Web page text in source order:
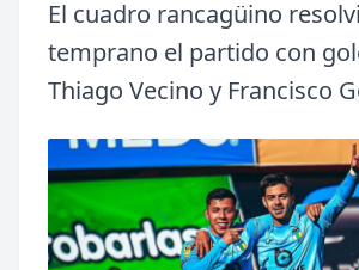
El cuadro rancagüino
temprano el partido con
Thiago Vecino y Francisco